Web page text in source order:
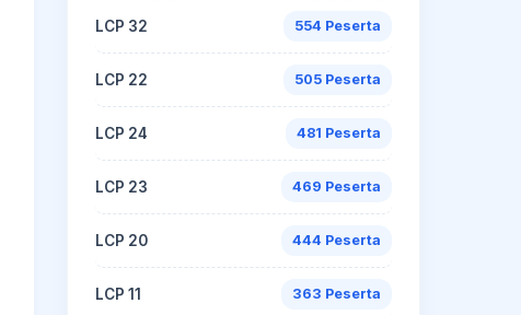
LCP 32 554 Peserta
LCP 22 505 Peserta
LCP 24 481 Peserta
LCP 23 469 Peserta
LCP 20 444 Peserta
LCP 11 363 Peserta